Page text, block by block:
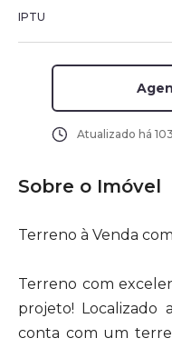
IPTU
Atualizado há
Sobre o Imóvel
Terreno à Venda
Terreno com
projeto! Localizado
conta com um